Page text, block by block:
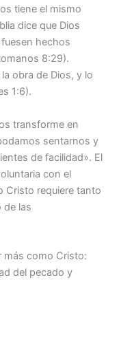
tiene el mismo
dice que Dios
hechos
8:29).
obra de Dios, y lo
1:6).
transforme en
sentarnos y
de facilidad». El
con el
Cristo requiere tanto
de las
más como Cristo:
del pecado y